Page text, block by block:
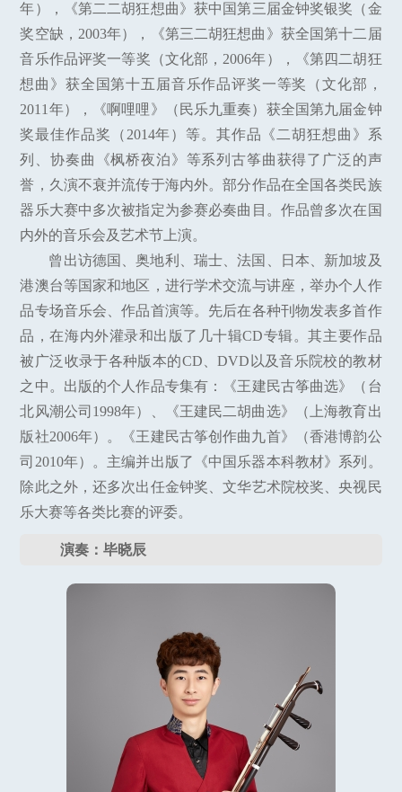
年），《第二二胡狂想曲》获中国第三届金钟奖银奖（金
奖空缺，2003年），《第三二胡狂想曲》获全国第十二届
音乐作品评奖一等奖（文化部，2006年），《第四二胡狂
想曲》获全国第十五届音乐作品评奖一等奖（文化部，
2011年），《啊哩哩》（民乐九重奏）获全国第九届金钟
奖最佳作品奖（2014年）等。其作品《二胡狂想曲》系
列、协奏曲《枫桥夜泊》等系列古筝曲获得了广泛的声
誉，久演不衰并流传于海内外。部分作品在全国各类民族
器乐大赛中多次被指定为参赛必奏曲目。作品曾多次在国
内外的音乐会及艺术节上演。
曾出访德国、奥地利、瑞士、法国、日本、新加坡及
港澳台等国家和地区，进行学术交流与讲座，举办个人作
品专场音乐会、作品首演等。先后在各种刊物发表多首作
品，在海内外灌录和出版了几十辑CD专辑。其主要作品
被广泛收录于各种版本的CD、DVD以及音乐院校的教材
之中。出版的个人作品专集有：《王建民古筝曲选》（台
北风潮公司1998年）、《王建民二胡曲选》（上海教育出
版社2006年）。《王建民古筝创作曲九首》（香港博韵公
司2010年）。主编并出版了《中国乐器本科教材》系列。
除此之外，还多次出任金钟奖、文华艺术院校奖、央视民
乐大赛等各类比赛的评委。
演奏：毕晓辰